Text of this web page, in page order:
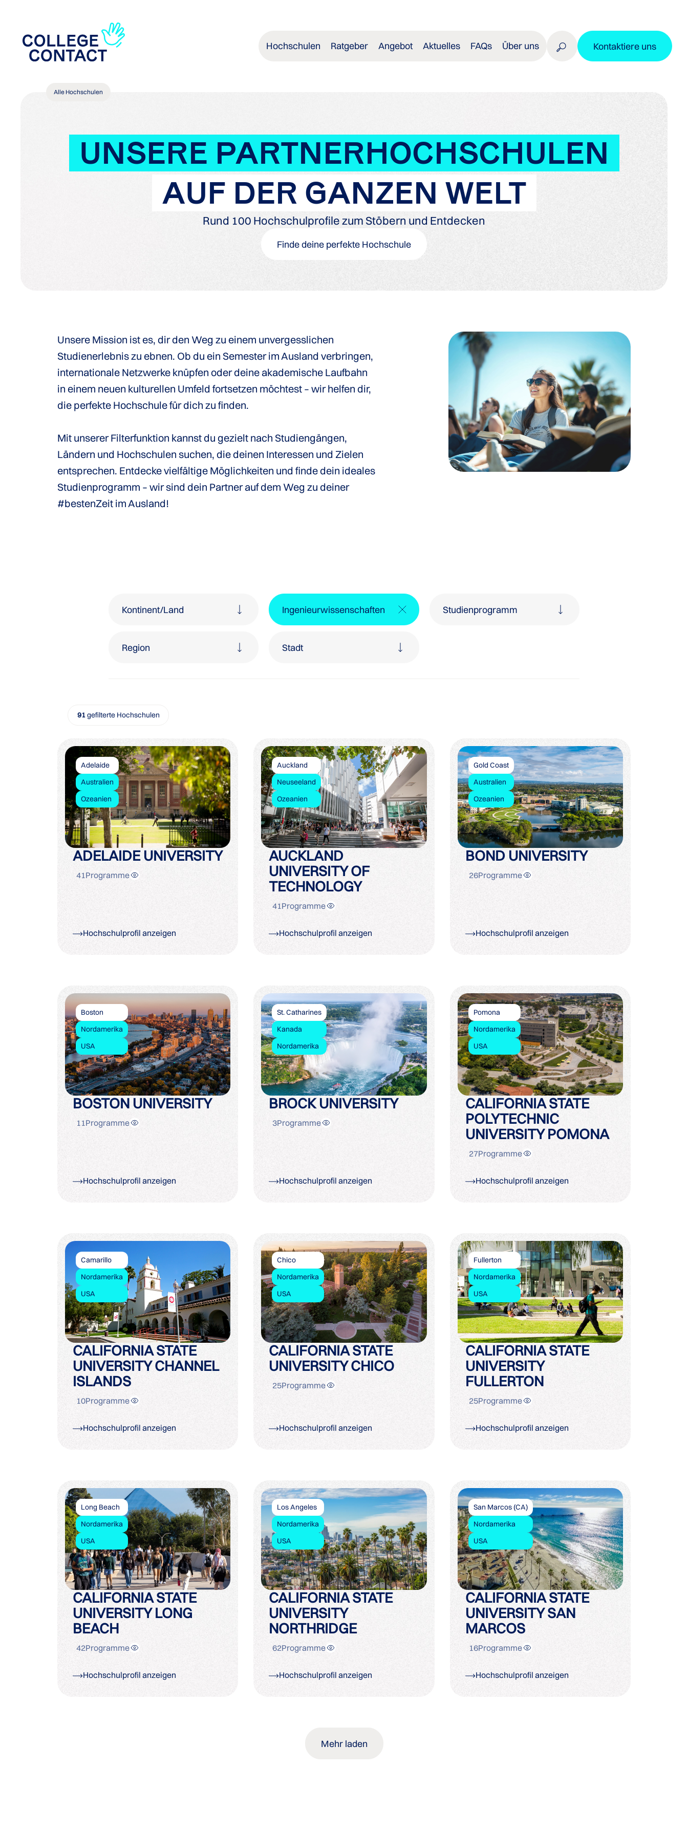
Hochschulen Ratgeber Angebot Aktuelles FAQs Über uns Kontaktiere uns
Alle Hochschulen
UNSERE PARTNERHOCHSCHULEN
AUF DER GANZEN WELT
Rund 100 Hochschulprofile zum Stöbern und Entdecken
Finde deine perfekte Hochschule
Unsere Mission ist es, dir den Weg zu einem unvergesslichen
Studienerlebnis zu ebnen. Ob du ein Semester im Ausland verbringen,
internationale Netzwerke knüpfen oder deine akademische Laufbahn
in einem neuen kulturellen Umfeld fortsetzen möchtest – wir helfen dir,
die perfekte Hochschule für dich zu finden.
Mit unserer Filterfunktion kannst du gezielt nach Studiengängen,
Ländern und Hochschulen suchen, die deinen Interessen und Zielen
entsprechen. Entdecke vielfältige Möglichkeiten und finde dein ideales
Studienprogramm – wir sind dein Partner auf dem Weg zu deiner
#bestenZeit im Ausland!
Kontinent/Land Studienprogramm
Ingenieurwissenschaften
Region Stadt
91gefilterte Hochschulen
Adelaide
Australien
Ozeanien
ADELAIDE UNIVERSITY
41Programme
Hochschulprofil anzeigen
Auckland
Neuseeland
Ozeanien
AUCKLAND
UNIVERSITY OF
TECHNOLOGY
41Programme
Hochschulprofil anzeigen
Gold Coast
Australien
Ozeanien
BOND UNIVERSITY
26Programme
Hochschulprofil anzeigen
Boston
Nordamerika
USA
BOSTON UNIVERSITY
11 Programme
Hochschulprofil anzeigen
St. Catharines
Kanada
Nordamerika
BROCK UNIVERSITY
3Programme
Hochschulprofil anzeigen
Pomona
Nordamerika
USA
CALIFORNIA STATE
POLYTECHNIC
UNIVERSITY POMONA
27Programme
Hochschulprofil anzeigen
Camarillo
Nordamerika
USA
CALIFORNIA STATE
UNIVERSITY CHANNEL
ISLANDS
10Programme
Hochschulprofil anzeigen
Chico
Nordamerika
USA
CALIFORNIA STATE
UNIVERSITY CHICO
25Programme
Hochschulprofil anzeigen
Fullerton
Nordamerika
USA
CALIFORNIA STATE
UNIVERSITY
FULLERTON
25Programme
Hochschulprofil anzeigen
Long Beach
Nordamerika
USA
CALIFORNIA STATE
UNIVERSITY LONG
BEACH
42Programme
Hochschulprofil anzeigen
Los Angeles
Nordamerika
USA
CALIFORNIA STATE
UNIVERSITY
NORTHRIDGE
62Programme
Hochschulprofil anzeigen
San Marcos (CA)
Nordamerika
USA
CALIFORNIA STATE
UNIVERSITY SAN
MARCOS
16Programme
Hochschulprofil anzeigen
Mehr laden